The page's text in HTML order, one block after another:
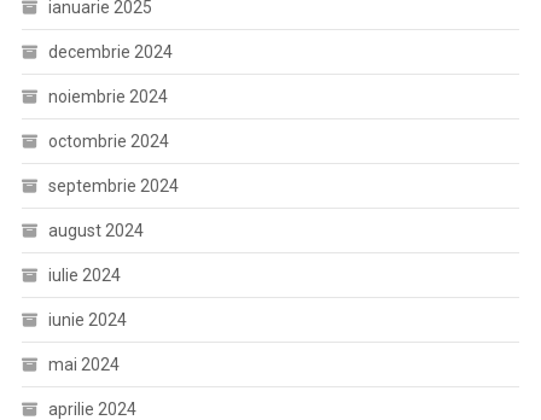
ianuarie 2025
decembrie 2024
noiembrie 2024
octombrie 2024
septembrie 2024
august 2024
iulie 2024
iunie 2024
mai 2024
aprilie 2024